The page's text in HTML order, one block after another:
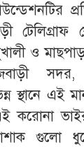
টেলিগ্রাফ
ও
সদর,
স্থানে এই
করোনা
গুলো